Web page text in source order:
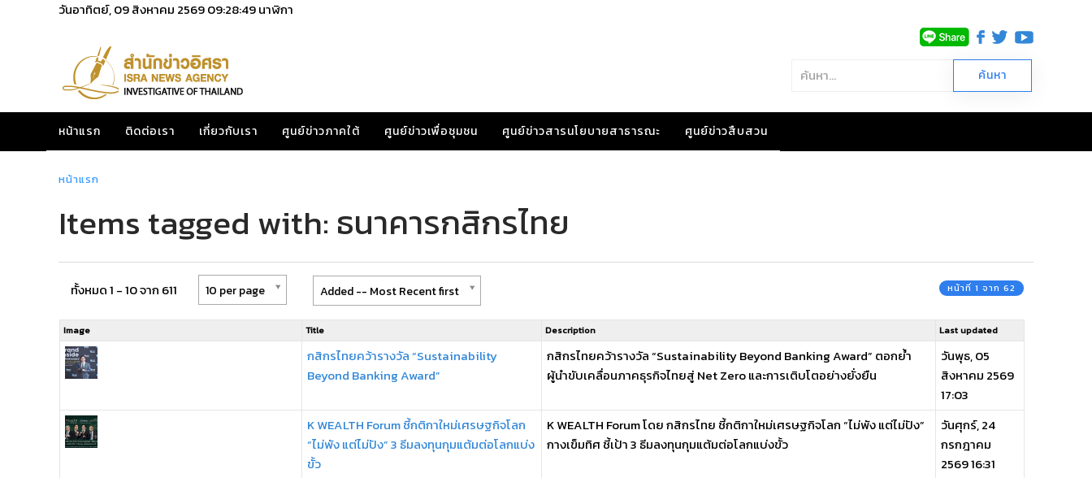
วันอาทิตย์, 09 สิงหาคม 256909:28:49นาฬิกา
หน้าแรก ติดต่อเรา เกี่ยวกับเรา ศูนย์ข่าวภาคใต้ ศูนย์ข่าวเพื่อชุมชน ศูนย์ข่าวสารนโยบายสาธารณะ ศูนย์ข่าวสืบสวน
หน้าแรก
Items tagged with: ธนาคารกสิกรไทย
ทั้งหมด 1 - 10 จาก 611 10 per page Added -- Most Recent first หน้าที่ 1 จาก 62
Image Title Description Last updated
กสิกรไทยคว้ารางวัล “Sustainability
Beyond Banking Award”
กสิกรไทยคว้ารางวัล “Sustainability Beyond Banking Award” ตอกย้ำ
ผู้นำขับเคลื่อนภาคธุรกิจไทยสู่ Net Zero และการเติบโตอย่างยั่งยืน
วันพุธ, 05
สิงหาคม 2569
17:03
K WEALTH Forum ชี้กติกาใหม่เศรษฐกิจโลก
“ไม่พัง แต่ไม่ปัง” 3 ธีมลงทุนกุมแต้มต่อโลกแบ่ง
ขั้ว
K WEALTH Forum โดย กสิกรไทย ชี้กติกาใหม่เศรษฐกิจโลก “ไม่พัง แต่ไม่ปัง”
กางเข็มทิศ ชี้เป้า 3 ธีมลงทุนกุมแต้มต่อโลกแบ่งขั้ว
วันศุกร์, 24
กรกฎาคม
2569 16:31